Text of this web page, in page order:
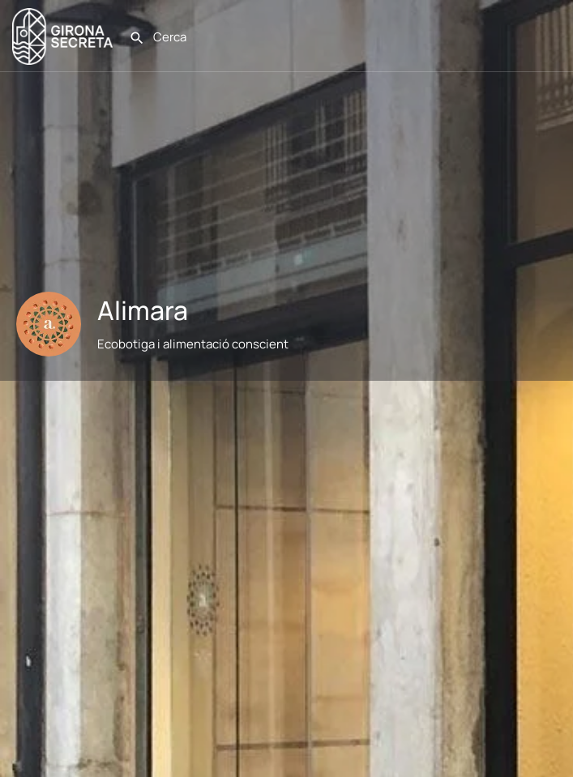
Alimara
Ecobotiga i alimentació conscient
Perfil
Què n'opines?
L'Alimara és una botiga de
, ecològics, de proximitat i sobre
tot, respectuosos amb el medi ambient.
Hi trobaràs tot tipus d’aliments que aposten per la biodiversitat i que procedeixen
de l’agricultura ecològica i del conreu artesanal, com també una gran quantitat de
productes (alimentaris i d’higiene personal i de la llar) que ens conviden a viure
sense residus i a comprar de manera més sostenible i natural.
Alimara també crea espais interdisciplinaris on tenen cabuda diferents tipus de
teràpies naturals (Flors de Bach, Harmonització Energètica –Reiki-, Imans…).
___
Durant aquests dies de confinament, Alimara Espai Salut obrirà cada dia